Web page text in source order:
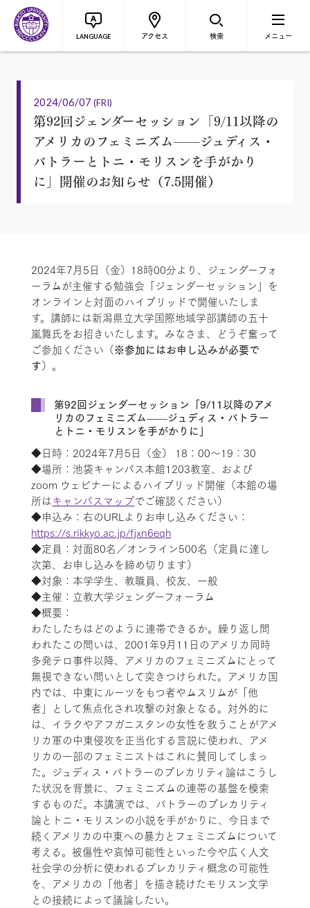
LANGUAGE アクセス 検索 メニュー
2024/06/07 (FRI)
第92回ジェンダーセッション「9/11以降の
アメリカのフェミニズム——ジュディス・
バトラーとトニ・モリスンを手がかり
に」開催のお知らせ（7.5開催）
2024年7月5日（金）18時00分より、ジェンダーフォ
ーラムが主催する勉強会「ジェンダーセッション」を
オンラインと対面のハイブリッドで開催いたしま
す。講師には新潟県立大学国際地域学部講師の五十
嵐舞氏をお招きいたします。みなさま、どうぞ奮って
ご参加ください（※参加にはお申し込みが必要で
す）。
第92回ジェンダーセッション「9/11以降のアメ
リカのフェミニズム——ジュディス・バトラー
とトニ・モリスンを手がかりに」
◆日時：2024年7月5日（金） 18：00～19：30
◆場所：池袋キャンパス本館1203教室、および
zoom ウェビナーによるハイブリッド開催（本館の場
所はキャンパスマップでご確認ください）
◆申込み：右のURLよりお申し込みください：
https://s.rikkyo.ac.jp/fjxn6eqh
◆定員：対面80名／オンライン500名（定員に達し
次第、お申し込みを締め切ります）
◆対象：本学学生、教職員、校友、一般
◆主催：立教大学ジェンダーフォーラム
◆概要：
わたしたちはどのように連帯できるか。繰り返し問
われたこの問いは、2001年9月11日のアメリカ同時
多発テロ事件以降、アメリカのフェミニズムにとって
無視できない問いとして突きつけられた。アメリカ国
内では、中東にルーツをもつ者やムスリムが「他
者」として焦点化され攻撃の対象となる。対外的に
は、イラクやアフガニスタンの女性を救うことがアメ
リカ軍の中東侵攻を正当化する言説に使われ、アメ
リカの一部のフェミニストはこれに賛同してしまっ
た。ジュディス・バトラーのプレカリティ論はこうし
た状況を背景に、フェミニズムの連帯の基盤を模索
するものだ。本講演では、バトラーのプレカリティ
論とトニ・モリスンの小説を手がかりに、今日まで
続くアメリカの中東への暴力とフェミニズムについて
考える。被傷性や哀悼可能性といった今や広く人文
社会学の分析に使われるプレカリティ概念の可能性
を、アメリカの「他者」を描き続けたモリスン文学
との接続によって議論したい。